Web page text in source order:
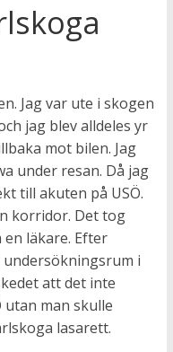
Jag var ute i skogen
jag blev alldeles yr
mot bilen. Jag
under resan. Då jag
till akuten på USÖ.
korridor. Det tog
läkare. Efter
i
att det inte
utan man skulle
lasarett.